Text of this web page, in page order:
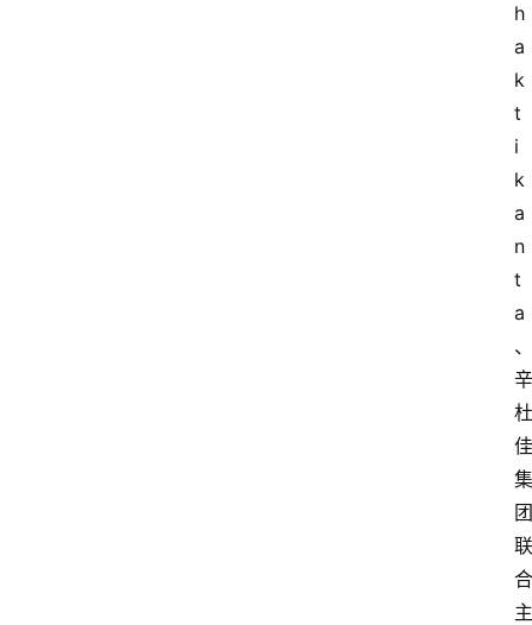
h
a
k
t
i
k
a
n
t
a
、
辛
杜
佳
集
团
联
合
主